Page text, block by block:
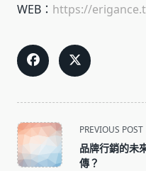
WEB： https://
<span
class="nav-
subtitle
PREVIOUS POST
品牌行銷的未
傳？